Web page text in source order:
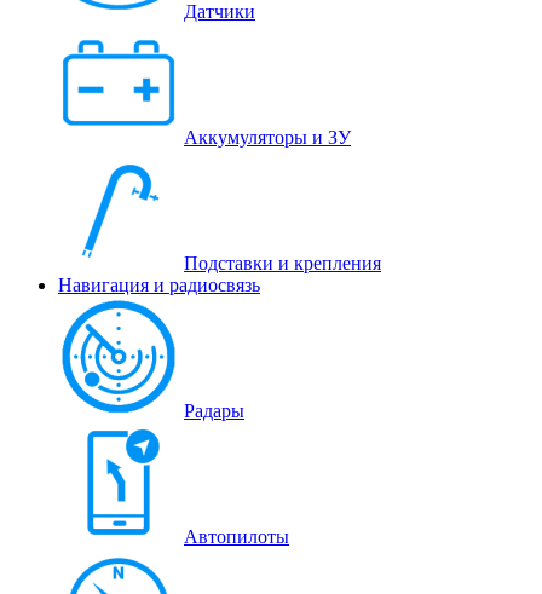
Датчики
Аккумуляторы и ЗУ
Подставки и крепления
Навигация и радиосвязь
Радары
Автопилоты